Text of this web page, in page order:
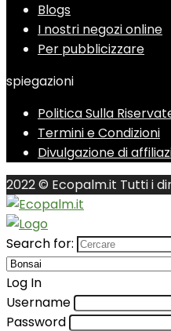
Blogs
I nostri negozi online
Per pubblicizzare
spiegazioni
Politica Sulla
Termini e Condizioni
Divulgazione di
2022 © Ecopalm.it Tutti i
Search for:
Log In
Username
Password